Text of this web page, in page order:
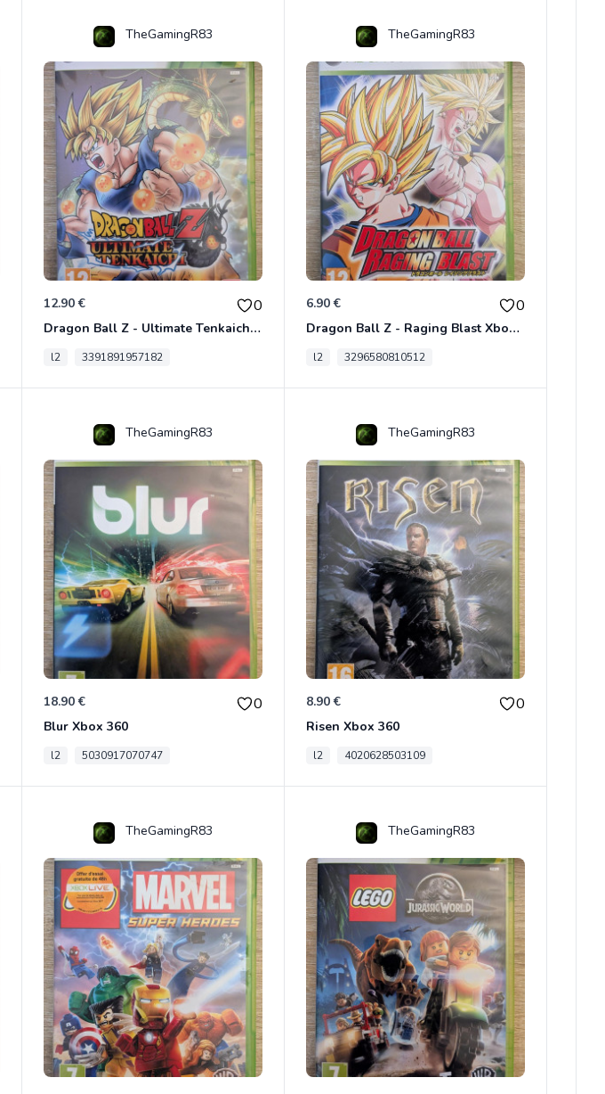
TheGamingR83
12.90 € 0
Dragon Ball Z - Ultimate Tenkaichi Xbox 360
l2 3391891957182
TheGamingR83
6.90 € 0
Dragon Ball Z - Raging Blast Xbox 360
l2 3296580810512
TheGamingR83
18.90 € 0
Blur Xbox 360
l2 5030917070747
TheGamingR83
8.90 € 0
Risen Xbox 360
l2 4020628503109
TheGamingR83 TheGamingR83